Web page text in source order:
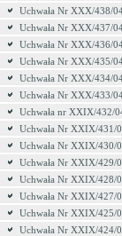
Uchwała Nr XXX/438/
Uchwała Nr XXX/437/
Uchwała Nr XXX/436/
Uchwała Nr XXX/435/
Uchwała Nr XXX/434/
Uchwała Nr XXX/433/
Uchwała nr XXIX/432/
Uchwała Nr XXIX/431/
Uchwała Nr XXIX/430/
Uchwała Nr XXIX/429/
Uchwała Nr XXIX/428/
Uchwała Nr XXIX/427/
Uchwała Nr XXIX/425/
Uchwała Nr XXIX/424/